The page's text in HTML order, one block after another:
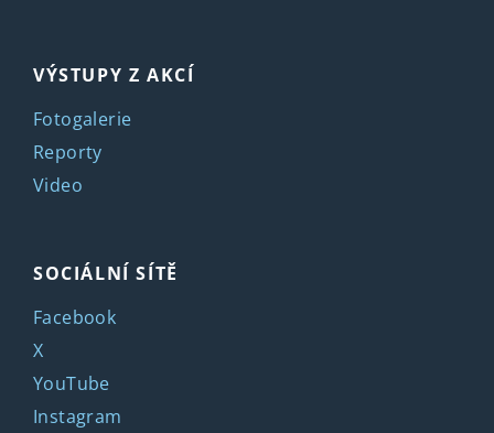
VÝSTUPY Z AKCÍ
Fotogalerie
Reporty
Video
SOCIÁLNÍ SÍTĚ
Facebook
X
YouTube
Instagram